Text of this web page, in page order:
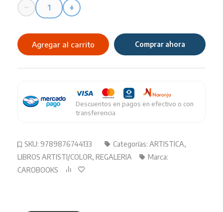
−
Libro
P/COLOREAR
Animales
+
Agregar al carrito Comprar ahora
SKU: 9789876744133 Categorías: ARTISTICA,
LIBROS ARTISTI/COLOR, REGALERIA
Marca:
CAROBOOKS
Descuentos en pagos en efectivo o con
transferencia